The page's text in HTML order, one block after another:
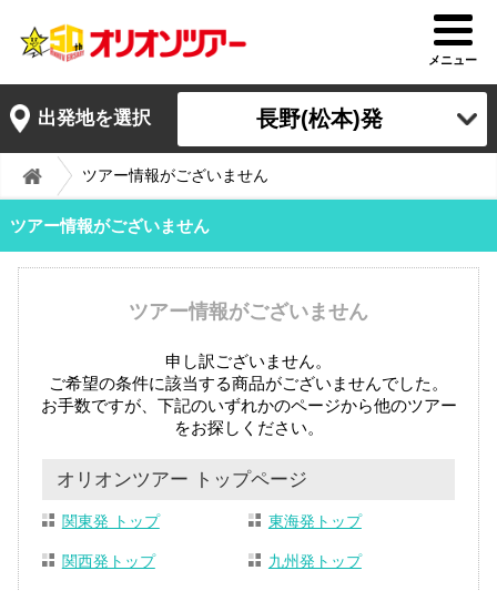
メニュー
出発地を選択 長野(松本)発
ツアー情報がございません
ツアー情報がございません
ツアー情報がございません
申し訳ございません。
ご希望の条件に該当する商品がございませんでした。
お手数ですが、下記のいずれかのページから他のツアー
をお探しください。
オリオンツアー トップページ
関東発 トップ 東海発トップ
関西発トップ 九州発トップ